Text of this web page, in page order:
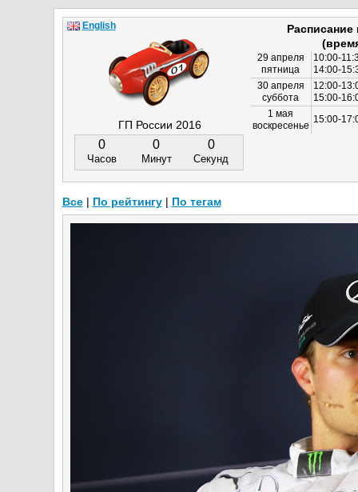
ГП России 2016
0
Часов
0
Минут
0
Секунд
29 апреля
пятница
10:00-
14:00-
30 апреля
суббота
12:00-
15:00-
1 мая
воскресенье
15:00-
English
Все| По рейтингу| По тегам